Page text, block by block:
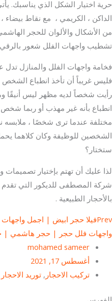
حرية اختيار الشكل الذي يناسبك.
الداكن ، الكريمي ، مع نقاط بيضاء ،
من الأشكال والألوان للحجر
تشطيب واجهات الفلل شعور بالرقي
فخامة واجهات الفلل والمنازل
فليس غريباً أن تأخذ انطباع
رأيت شخصاً لديه مظهر ليس أنيقًا
انطباع بأنه غير مهذب أو ربما
مختلفة عندما ترى شخصًا ، ملابسه
الشخصين للوظيفة وكان كلاهما
ستختار؟
لذا عليك أن تهتم بإختيار
شركة المصطفى للديكور التي
بالأحجار الطبيعية .
Prevفيلا حجر ابيض | اجمل
واجهات فلل حجر | حجر هاشمي |
mohamed sameer
أغسطس 17, 2021
تركيب الاحجار , توريد الاحجار